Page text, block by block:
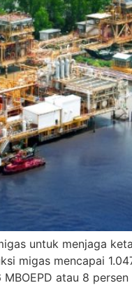
untuk menjaga
migas mencapai
atau 8